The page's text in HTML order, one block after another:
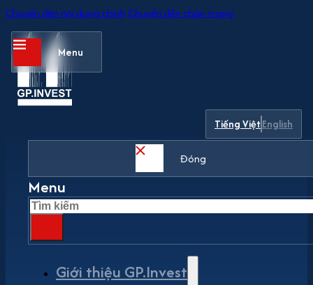
Chuyển đến nội dung chính Chuyển đến chân trang
Menu
Tiếng ViệtEnglish
Đóng
Menu
Tìm
kiếm
Giới thiệu GP.Invest